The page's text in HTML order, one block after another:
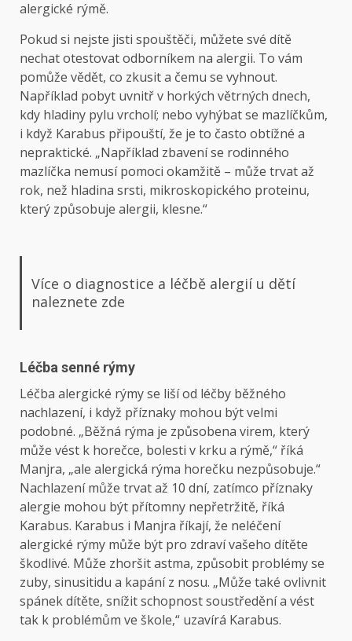
alergické rýmě.
Pokud si nejste jisti spouštěči, můžete své dítě
nechat otestovat odborníkem na alergii. To vám
pomůže vědět, co zkusit a čemu se vyhnout.
Například pobyt uvnitř v horkých větrných dnech,
kdy hladiny pylu vrcholí; nebo vyhýbat se mazlíčkům,
i když Karabus připouští, že je to často obtížné a
nepraktické. „Například zbavení se rodinného
mazlíčka nemusí pomoci okamžitě – může trvat až
rok, než hladina srsti, mikroskopického proteinu,
který způsobuje alergii, klesne.“
Více o diagnostice a léčbě alergií u dětí
naleznete zde
Léčba senné rýmy
Léčba alergické rýmy se liší od léčby běžného
nachlazení, i když příznaky mohou být velmi
podobné. „Běžná rýma je způsobena virem, který
může vést k horečce, bolesti v krku a rýmě,“ říká
Manjra, „ale alergická rýma horečku nezpůsobuje.“
Nachlazení může trvat až 10 dní, zatímco příznaky
alergie mohou být přítomny nepřetržitě, říká
Karabus. Karabus i Manjra říkají, že neléčení
alergické rýmy může být pro zdraví vašeho dítěte
škodlivé. Může zhoršit astma, způsobit problémy se
zuby, sinusitidu a kapání z nosu. „Může také ovlivnit
spánek dítěte, snížit schopnost soustředění a vést
tak k problémům ve škole,“ uzavírá Karabus.